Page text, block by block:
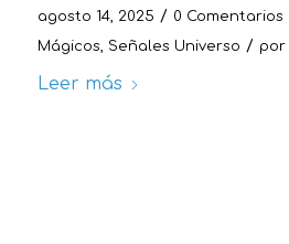
agosto 14, 2025 / 0 Comentarios
Mágicos, Señales Universo / por
Leer más